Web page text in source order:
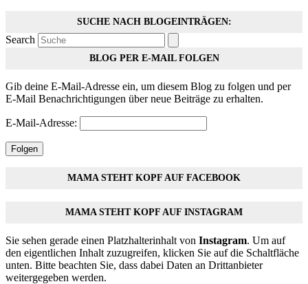
SUCHE NACH BLOGEINTRÄGEN:
Search
BLOG PER E-MAIL FOLGEN
Gib deine E-Mail-Adresse ein, um diesem Blog zu folgen und per
E-Mail Benachrichtigungen über neue Beiträge zu erhalten.
E-Mail-Adresse:
Folgen
MAMA STEHT KOPF AUF FACEBOOK
MAMA STEHT KOPF AUF INSTAGRAM
Sie sehen gerade einen Platzhalterinhalt von Instagram. Um auf
den eigentlichen Inhalt zuzugreifen, klicken Sie auf die Schaltfläche
unten. Bitte beachten Sie, dass dabei Daten an Drittanbieter
weitergegeben werden.